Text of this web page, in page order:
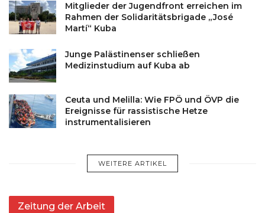
Mitglieder der Jugendfront erreichen im
Rahmen der Solidaritätsbrigade „José
Martí“ Kuba
Junge Palästinenser schließen
Medizinstudium auf Kuba ab
Ceuta und Melilla: Wie FPÖ und ÖVP die
Ereignisse für rassistische Hetze
instrumentalisieren
WEITERE ARTIKEL
Zeitung der Arbeit